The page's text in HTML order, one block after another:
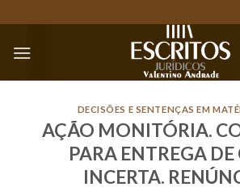
to
content
DECISÕES E SENTENÇAS EM
AÇÃO MONITÓRIA.
PARA ENTREGA DE
INCERTA.